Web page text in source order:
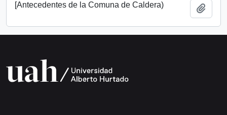
[Antecedentes de la Comuna de Caldera)